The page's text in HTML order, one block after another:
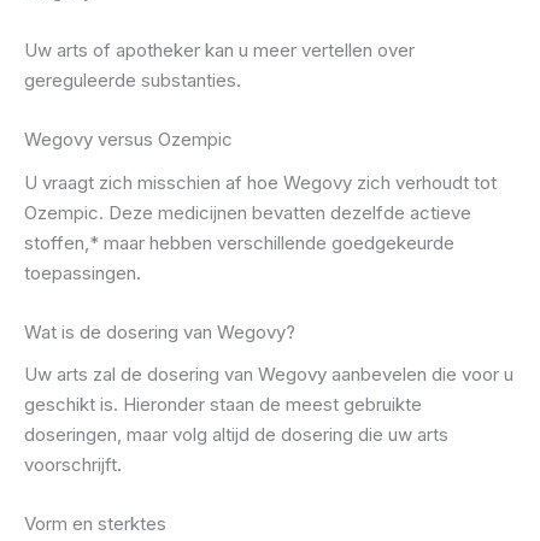
Uw arts of apotheker kan u meer vertellen over
gereguleerde substanties.
Wegovy versus Ozempic
U vraagt ​​zich misschien af ​​hoe Wegovy zich verhoudt tot
Ozempic. Deze medicijnen bevatten dezelfde actieve
stoffen,* maar hebben verschillende goedgekeurde
toepassingen.
Wat is de dosering van Wegovy?
Uw arts zal de dosering van Wegovy aanbevelen die voor u
geschikt is. Hieronder staan ​​de meest gebruikte
doseringen, maar volg altijd de dosering die uw arts
voorschrijft.
Vorm en sterktes